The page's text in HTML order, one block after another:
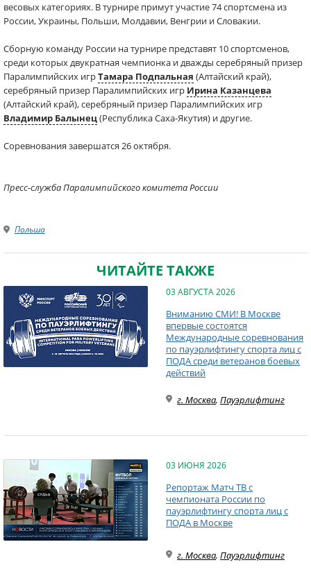
весовых категориях. В турнире примут участие 74 спортсмена из
России, Украины, Польши, Молдавии, Венгрии и Словакии.
Сборную команду России на турнире представят 10 спортсменов,
среди которых двукратная чемпионка и дважды серебряный призер
Паралимпийских игрТамара Подпальная (Алтайский край),
серебряный призер Паралимпийских игр Ирина Казанцева
(Алтайский край), серебряный призер Паралимпийских игр
Владимир Балынец(Республика Саха-Якутия) и другие.
Соревнования завершатся 26 октября.
Пресс-служба Паралимпийского комитета России
Польша
ЧИТАЙТЕ ТАКЖЕ
03 АВГУСТА 2026
Вниманию СМИ! В Москве
впервые состоятся
Международные соревнования
по пауэрлифтингу спорта лиц с
ПОДА среди ветеранов боевых
действий
г. Москва, Пауэрлифтинг
03 ИЮНЯ 2026
Репортаж Матч ТВ с
чемпионата России по
пауэрлифтингу спорта лиц с
ПОДА в Москве
г. Москва, Пауэрлифтинг